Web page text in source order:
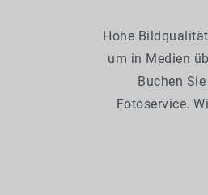
Hohe
um in Medien
Buchen
Fotoservice.